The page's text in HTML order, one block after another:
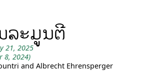
ລະມູນຕີ
21, 2025
8, 2024)
and Albrecht Ehrensperger